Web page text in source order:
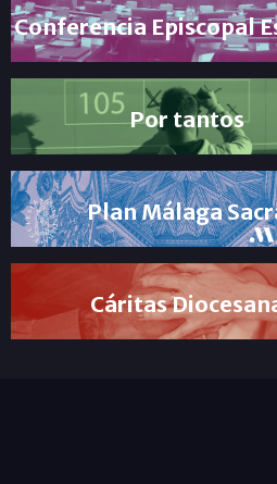
Conferencia Episcopal
Por tantos
Plan Málaga
Cáritas